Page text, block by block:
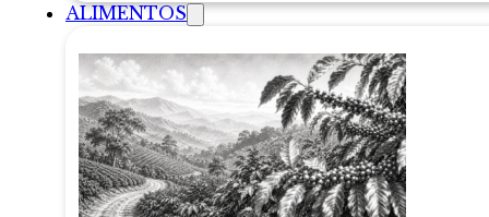
ALIMENTOS